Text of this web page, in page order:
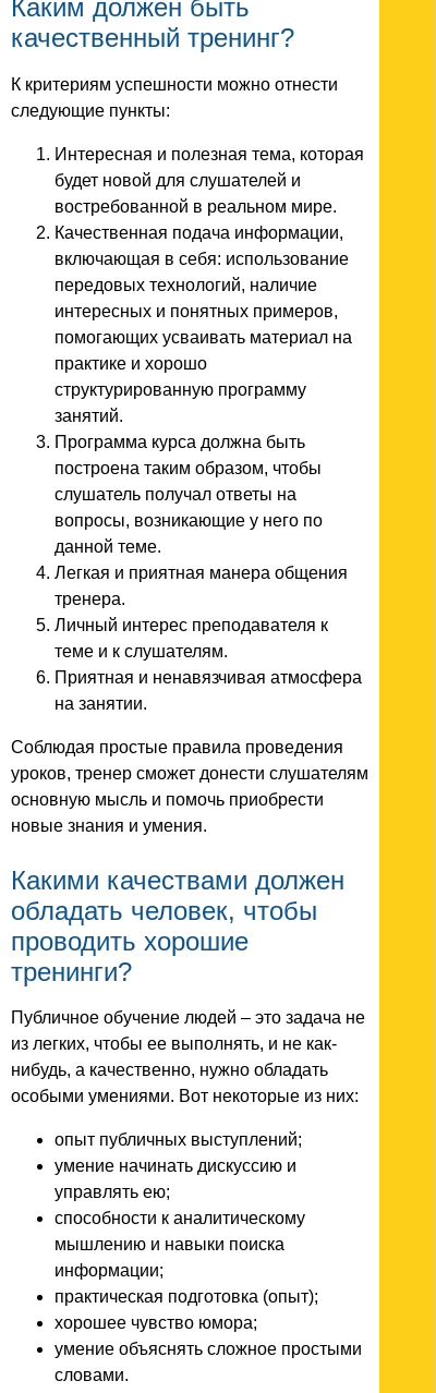
Каким должен быть
качественный тренинг?
К критериям успешности можно отнести
следующие пункты:
Интересная и полезная тема, которая
будет новой для слушателей и
востребованной в реальном мире.
Качественная подача информации,
включающая в себя: использование
передовых технологий, наличие
интересных и понятных примеров,
помогающих усваивать материал на
практике и хорошо
структурированную программу
занятий.
Программа курса должна быть
построена таким образом, чтобы
слушатель получал ответы на
вопросы, возникающие у него по
данной теме.
Легкая и приятная манера общения
тренера.
Личный интерес преподавателя к
теме и к слушателям.
Приятная и ненавязчивая атмосфера
на занятии.
Соблюдая простые правила проведения
уроков, тренер сможет донести слушателям
основную мысль и помочь приобрести
новые знания и умения.
Какими качествами должен
обладать человек, чтобы
проводить хорошие
тренинги?
Публичное обучение людей – это задача не
из легких, чтобы ее выполнять, и не как-
нибудь, а качественно, нужно обладать
особыми умениями. Вот некоторые из них:
опыт публичных выступлений;
умение начинать дискуссию и
управлять ею;
способности к аналитическому
мышлению и навыки поиска
информации;
практическая подготовка (опыт);
хорошее чувство юмора;
умение объяснять сложное простыми
словами.